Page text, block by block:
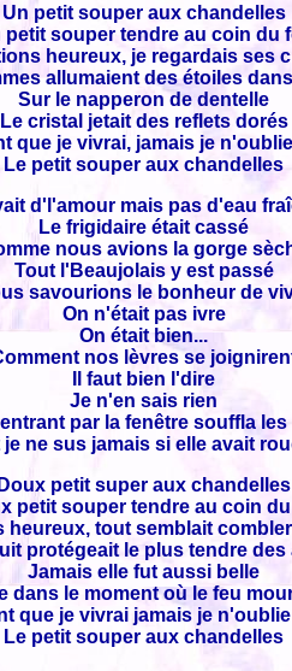
Un petit souper aux chandelles
petit souper tendre au coin du
heureux, je regardais ses
allumaient des étoiles
Sur le napperon de dentelle
Le cristal jetait des reflets dorés
que je vivrai, jamais je
Le petit souper aux chandelles
d'l'amour mais pas d'eau
Le frigidaire était cassé
nous avions la gorge
Tout l'Beaujolais y est passé
savourions le bonheur de
On n'était pas ivre
On était bien...
nos lèvres se
Il faut bien l'dire
Je n'en sais rien
par la fenêtre souffla
je ne sus jamais si elle avait
Doux petit super aux chandelles
petit souper tendre au coin
heureux, tout semblait
protégeait le plus tendre des
Jamais elle fut aussi belle
dans le moment où le feu
que je vivrai jamais je
Le petit souper aux chandelles